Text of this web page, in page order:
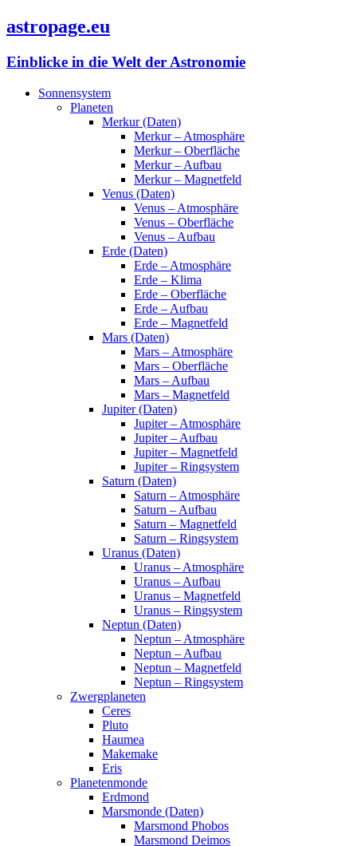
astropage.eu
Einblicke in die Welt der Astronomie
Sonnensystem
Planeten
Merkur (Daten)
Merkur – Atmosphäre
Merkur – Oberfläche
Merkur – Aufbau
Merkur – Magnetfeld
Venus (Daten)
Venus – Atmosphäre
Venus – Oberfläche
Venus – Aufbau
Erde (Daten)
Erde – Atmosphäre
Erde – Klima
Erde – Oberfläche
Erde – Aufbau
Erde – Magnetfeld
Mars (Daten)
Mars – Atmosphäre
Mars – Oberfläche
Mars – Aufbau
Mars – Magnetfeld
Jupiter (Daten)
Jupiter – Atmosphäre
Jupiter – Aufbau
Jupiter – Magnetfeld
Jupiter – Ringsystem
Saturn (Daten)
Saturn – Atmosphäre
Saturn – Aufbau
Saturn – Magnetfeld
Saturn – Ringsystem
Uranus (Daten)
Uranus – Atmosphäre
Uranus – Aufbau
Uranus – Magnetfeld
Uranus – Ringsystem
Neptun (Daten)
Neptun – Atmosphäre
Neptun – Aufbau
Neptun – Magnetfeld
Neptun – Ringsystem
Zwergplaneten
Ceres
Pluto
Haumea
Makemake
Eris
Planetenmonde
Erdmond
Marsmonde (Daten)
Marsmond Phobos
Marsmond Deimos